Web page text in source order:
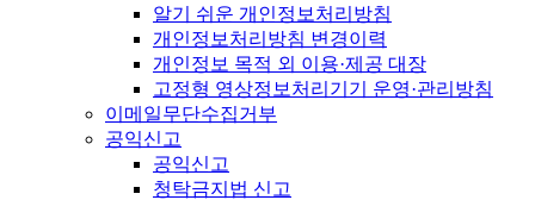
알기 쉬운 개인정보처리방침
개인정보처리방침 변경이력
개인정보 목적 외 이용·제공 대장
고정형 영상정보처리기기 운영·관리방침
이메일무단수집거부
공익신고
공익신고
청탁금지법 신고